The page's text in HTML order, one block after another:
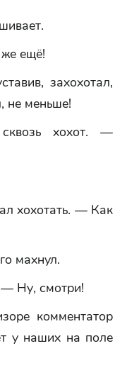
ещё!
захохотал,
не меньше!
хохот. —
хохотать. — Как
махнул.
Ну, смотри!
комментатор
у наших на поле